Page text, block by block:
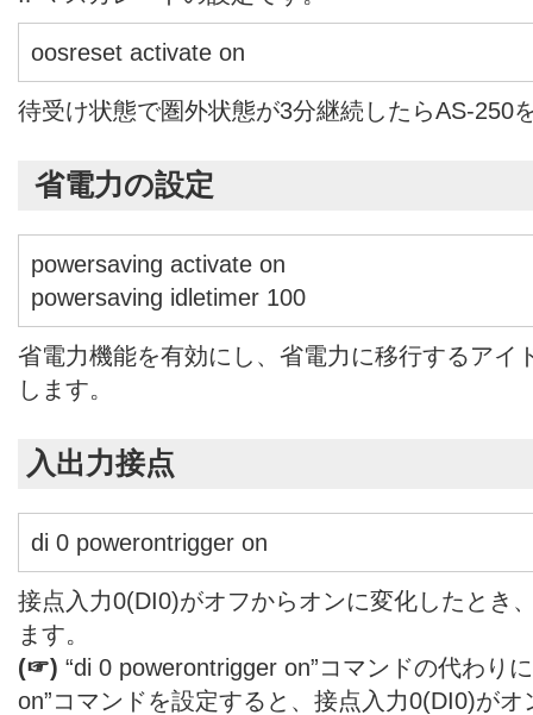
oosreset activate on
待受け状態で圏外状態が3分継続したらAS-250
省電力の設定
powersaving activate on
powersaving idletimer 100
省電力機能を有効にし、省電力に移行するアイ
します。
入出力接点
di 0 powerontrigger on
接点入力0(DI0)がオフからオンに変化したとき
ます。
(☞) “di 0 powerontrigger on”コマンドの代わり
on”コマンドを設定すると、接点入力0(DI0)が